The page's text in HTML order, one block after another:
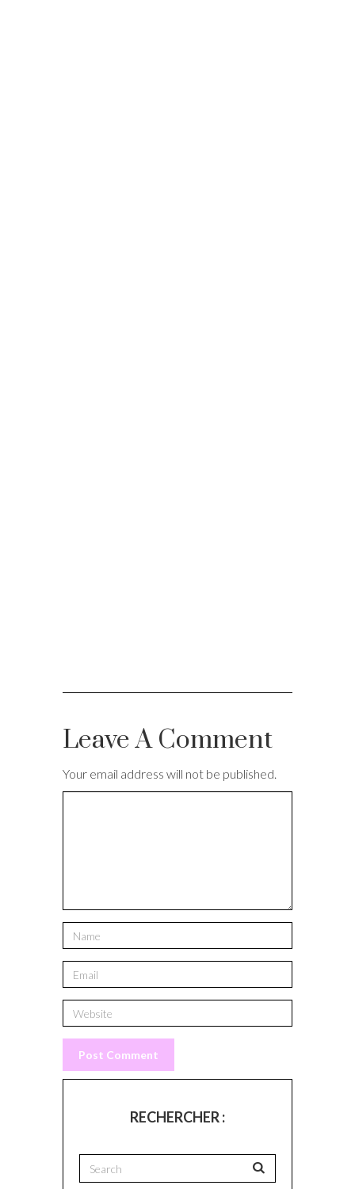
Leave A Comment
Your email address will not be published.
RECHERCHER :